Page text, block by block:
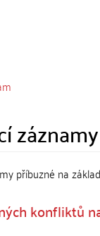
záznamy
příbuzné na
konfliktů